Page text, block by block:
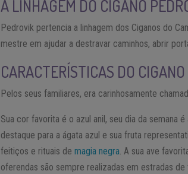
A LINHAGEM DO CIGANO
Pedrovik pertencia a linhagem dos Ciganos do
mestre em ajudar a destravar caminhos, abrir
CARACTERÍSTICAS DO
Pelos seus familiares, era carinhosamente
Sua cor favorita é o azul anil, seu dia da semana
destaque para a ágata azul e sua fruta
feitiços e rituais demagia negra. A sua ave
oferendas são sempre realizadas em estradas